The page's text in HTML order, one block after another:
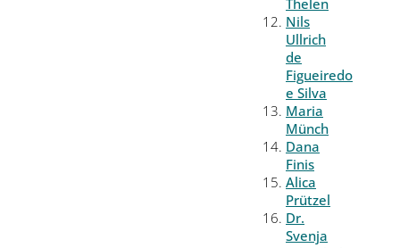
Thelen
Nils
Ullrich
de
Figueiredo
e Silva
Maria
Münch
Dana
Finis
Alica
Prützel
Dr.
Svenja